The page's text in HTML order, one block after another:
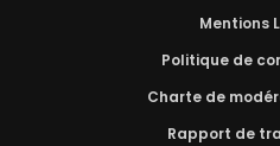
Mentions
Politique de
Charte de
Rapport de